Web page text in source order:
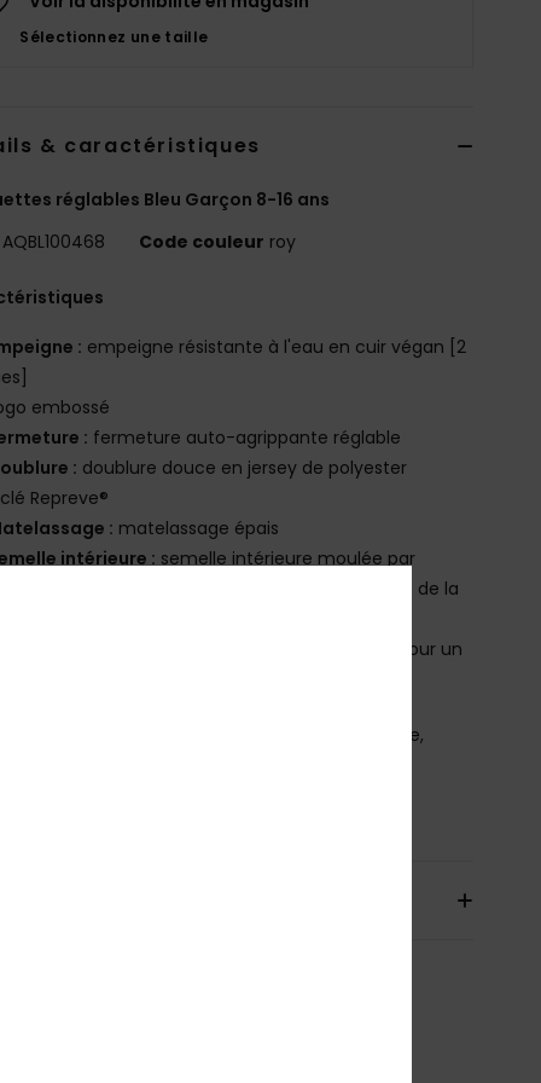
Sélectionnez une taille
& caractéristiques
réglables Bleu Garçon 8-16 ans
AQBL100468 Code couleur roy
: empeigne résistante à l'eau en cuir végan [2
embossé
: fermeture auto-agrippante réglable
: doublure douce en jersey de polyester
Repreve®
: matelassage épais
intérieure : semelle intérieure moulée par
avec renfort au niveau du talon et contours de la
semelle extérieure conçue pour un
Empeigne : synthétique, Doublure : textile,